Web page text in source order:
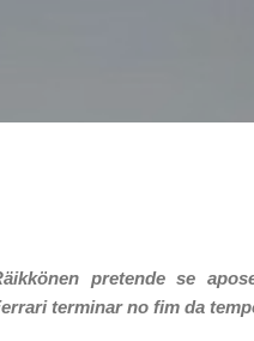
pretende se
terminar no fim da